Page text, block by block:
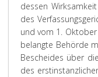
dessen
des
und vom 1. Oktober
belangte Behörde
Bescheides über
des